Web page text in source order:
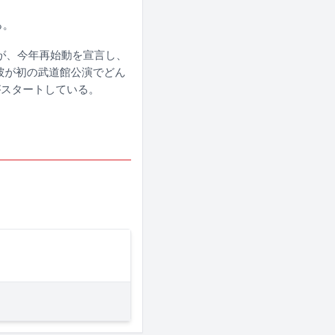
今年再始動を宣言し、
初の武道館公演でどん
タートしている。